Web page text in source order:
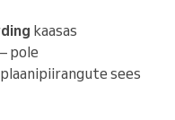
kaasas
– pole
sees